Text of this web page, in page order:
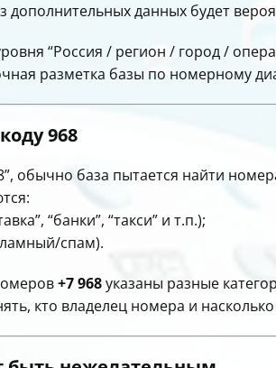
дополнительных данных будет
“Россия / регион / город /
разметка базы по номерному
968
обычно база пытается найти
“банки”, “такси” и т.п.);
спам).
+7 968указаны разные
кто владелец номера и